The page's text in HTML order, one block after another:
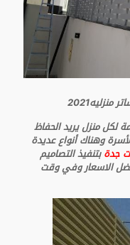
لكل منزل يريد الحفاظ
وهناك أنواع عديدة
جدةبتنفيذ التصاميم
الاسعار وفي وقت